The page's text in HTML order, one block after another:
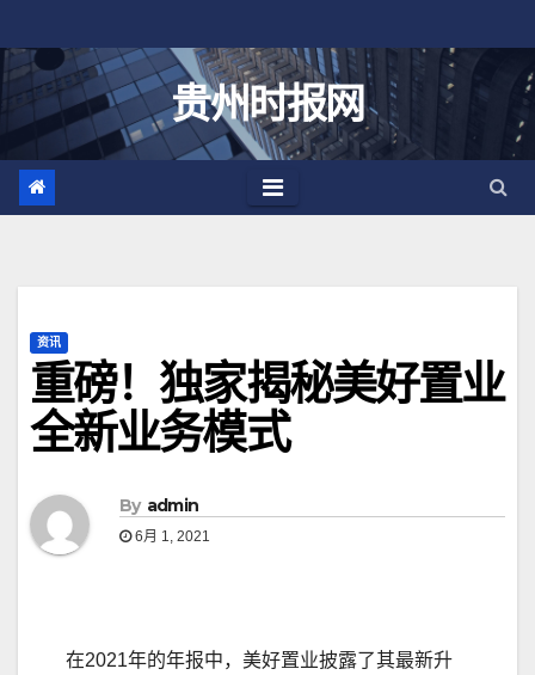
至
贵州时报网
资讯
重磅！独家揭秘美好置业
全新业务模式
By admin
6月 1, 2021
在2021年的年报中，美好置业披露了其最新升